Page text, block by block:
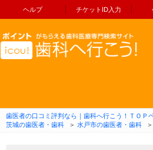
ヘルプ チケットID入力
コン
歯医者の口コミ評判なら｜歯科へ行こう！ＴＯＰ
茨城の歯医者・歯科
＞ 水戸市の歯医者・歯科 ＞